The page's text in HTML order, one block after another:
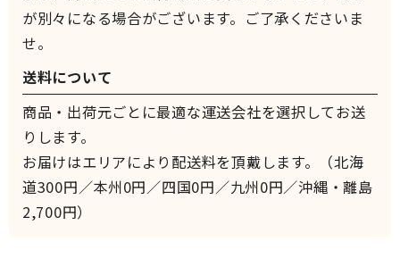
が別々になる場合がございます。ご了承くださいま
せ。
送料について
商品・出荷元ごとに最適な運送会社を選択してお送
りします。
お届けはエリアにより配送料を頂戴します。（北海
道300円／本州0円／四国0円／九州0円／沖縄・離島
2,700円）